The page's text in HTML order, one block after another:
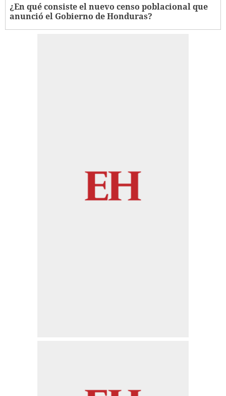
¿En qué consiste el nuevo censo poblacional que
anunció el Gobierno de Honduras?